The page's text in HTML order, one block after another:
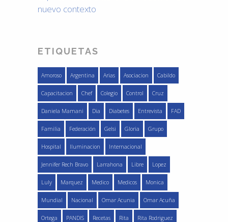
nuevo contexto
ETIQUETAS
Amoroso Argentina Arias Asociacion Cabildo
Capacitacion Chef Colegio Control Cruz
Daniela Mamani Dia Diabetes Entrevista FAD
Familia Federación Gelsi Gloria Grupo
Hospital Iluminacion Internacional
Jennifer Rech Bravo Larrahona Libre Lopez
Luly Marquez Medico Medicos Monica
Mundial Nacional Omar Acunia Omar Acuña
Ortega PANDIS Recetas Rita Rita Rodriguez